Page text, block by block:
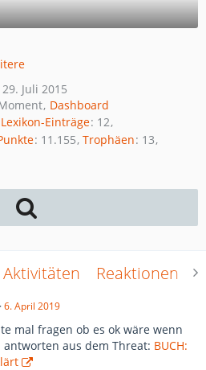
Juli 2015
Dashboard
Lexikon-Einträge 12
11.155 Trophäen 13
Aktivitäten Reaktionen
6. April 2019
mal fragen ob es ok wäre wenn
aus dem Threat: BUCH: